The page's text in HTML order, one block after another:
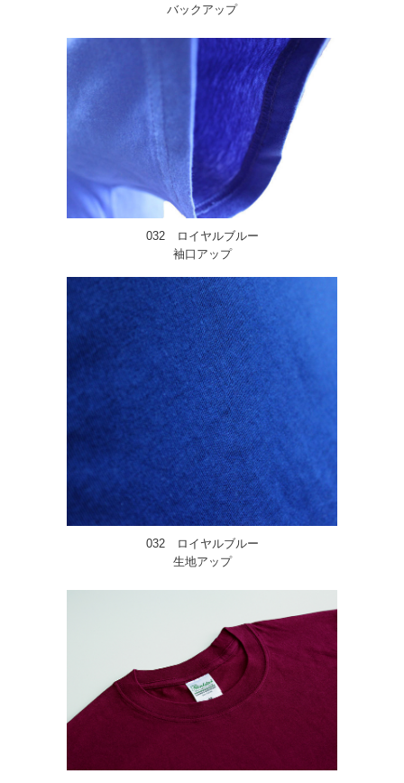
バックアップ
032 ロイヤルブルー
袖口アップ
032 ロイヤルブルー
生地アップ